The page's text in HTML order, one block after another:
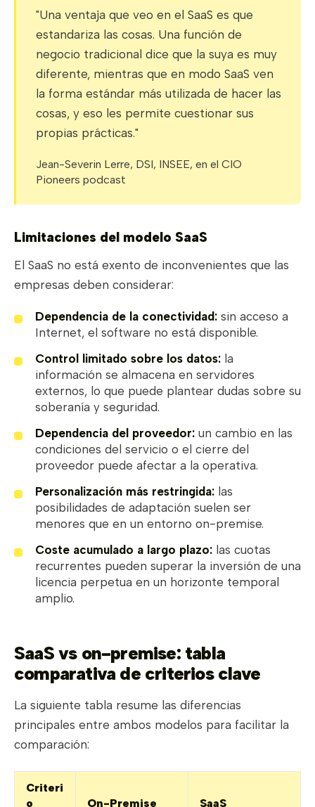
"Una ventaja que veo en el SaaS es que
estandariza las cosas. Una función de
negocio tradicional dice que la suya es muy
diferente, mientras que en modo SaaS ven
la forma estándar más utilizada de hacer las
cosas, y eso les permite cuestionar sus
propias prácticas."
Jean-Severin Lerre, DSI, INSEE, en el CIO
Pioneers podcast
Limitaciones del modelo SaaS
El SaaS no está exento de inconvenientes que las
empresas deben considerar:
Dependencia de la conectividad: sin acceso a
Internet, el software no está disponible.
Control limitado sobre los datos: la
información se almacena en servidores
externos, lo que puede plantear dudas sobre su
soberanía y seguridad.
Dependencia del proveedor: un cambio en las
condiciones del servicio o el cierre del
proveedor puede afectar a la operativa.
Personalización más restringida: las
posibilidades de adaptación suelen ser
menores que en un entorno on-premise.
Coste acumulado a largo plazo: las cuotas
recurrentes pueden superar la inversión de una
licencia perpetua en un horizonte temporal
amplio.
SaaS vs on-premise: tabla
comparativa de criterios clave
La siguiente tabla resume las diferencias
principales entre ambos modelos para facilitar la
comparación:
Criteri
o
On-Premise SaaS